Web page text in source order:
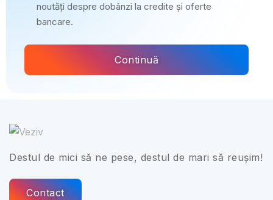
noutăți despre dobânzi la credite și oferte
bancare.
Continuă
Destul de mici să ne pese, destul de mari să reușim!
Contact